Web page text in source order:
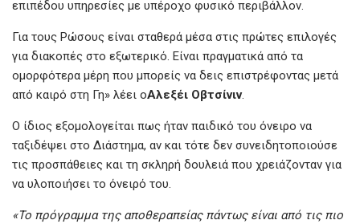
επιπέδου υπηρεσίες με υπέροχο φυσικό περιβάλλον.
Για τους Ρώσους είναι σταθερά μέσα στις πρώτες επιλογές
για διακοπές στο εξωτερικό. Είναι πραγματικά από τα
ομορφότερα μέρη που μπορείς να δεις επιστρέφοντας μετά
από καιρό στη Γη» λέει οΑλεξέι Οβτσίνιν.
Ο ίδιος εξομολογείται πως ήταν παιδικό του όνειρο να
ταξιδέψει στο Διάστημα, αν και τότε δεν συνειδητοποιούσε
τις προσπάθειες και τη σκληρή δουλειά που χρειάζονταν για
να υλοποιήσει το όνειρό του.
«Το πρόγραμμα της αποθεραπείας πάντως είναι από τις πιο